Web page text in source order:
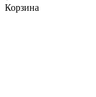
Корзина